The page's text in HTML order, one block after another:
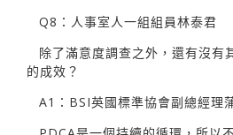
Q8：人事室人一組組員林泰君
除了滿意度調查之外，還有沒有
的成效？
A1：BSI英國標準協會副總經理